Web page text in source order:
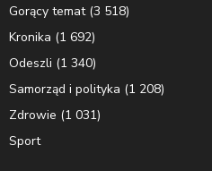
Gorący temat(3 518)
Kronika (1 692)
Odeszli (1 340)
Samorząd i polityka (1 208)
Zdrowie (1 031)
Sport